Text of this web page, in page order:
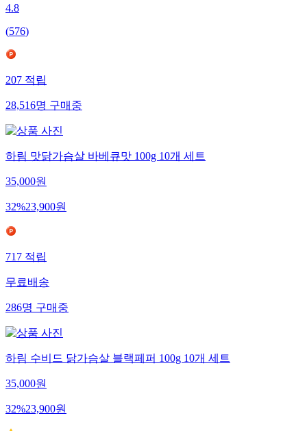
4.8
(576)
207적립
28,516명구매중
하림 맛닭가슴살 바베큐맛 100g 10개 세트
35,000원
32%23,900원
717적립
무료배송
286명구매중
하림 수비드 닭가슴살 블랙페퍼 100g 10개 세트
35,000원
32%23,900원